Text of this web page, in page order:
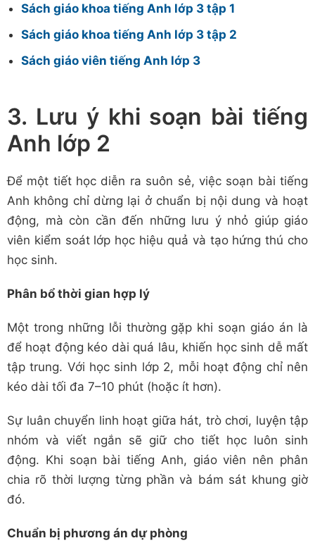
Sách giáo khoa tiếng Anh lớp 3 tập 1
Sách giáo khoa tiếng Anh lớp 3 tập 2
Sách giáo viên tiếng Anh lớp 3
3. Lưu ý khi soạn bài tiếng
Anh lớp 2
Để một tiết học diễn ra suôn sẻ, việc soạn bài tiếng
Anh không chỉ dừng lại ở chuẩn bị nội dung và hoạt
động, mà còn cần đến những lưu ý nhỏ giúp giáo
viên kiểm soát lớp học hiệu quả và tạo hứng thú cho
học sinh.
Phân bổ thời gian hợp lý
Một trong những lỗi thường gặp khi soạn giáo án là
để hoạt động kéo dài quá lâu, khiến học sinh dễ mất
tập trung. Với học sinh lớp 2, mỗi hoạt động chỉ nên
kéo dài tối đa 7–10 phút (hoặc ít hơn).
Sự luân chuyển linh hoạt giữa hát, trò chơi, luyện tập
nhóm và viết ngắn sẽ giữ cho tiết học luôn sinh
động. Khi soạn bài tiếng Anh, giáo viên nên phân
chia rõ thời lượng từng phần và bám sát khung giờ
đó.
Chuẩn bị phương án dự phòng